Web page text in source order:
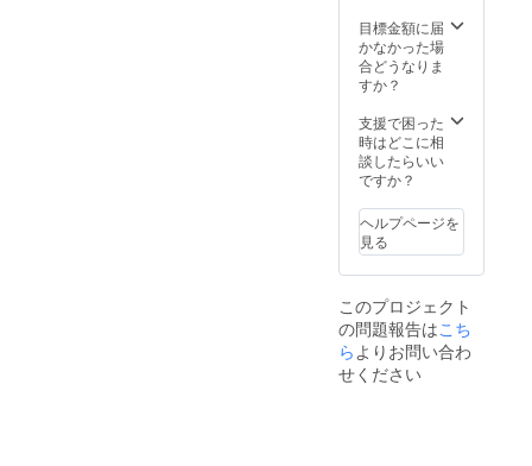
目標金額に届
かなかった場
合どうなりま
すか？
支援で困った
時はどこに相
談したらいい
ですか？
ヘルプページを
見る
このプロジェクト
の問題報告はこち
ら よりお問い合わ
せください